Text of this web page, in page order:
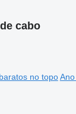
cabo
no topo